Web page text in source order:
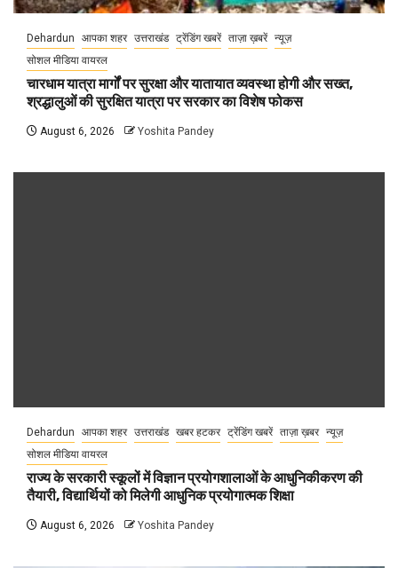
Dehardun आपका शहर उत्तराखंड ट्रेंडिंग खबरें ताज़ा ख़बरें न्यूज़
सोशल मीडिया वायरल
चारधाम यात्रा मार्गों पर सुरक्षा और यातायात व्यवस्था होगी और सख्त,
श्रद्धालुओं की सुरक्षित यात्रा पर सरकार का विशेष फोकस
August 6, 2026 Yoshita Pandey
Dehardun आपका शहर उत्तराखंड खबर हटकर ट्रेंडिंग खबरें ताज़ा ख़बर न्यूज़
सोशल मीडिया वायरल
राज्य के सरकारी स्कूलों में विज्ञान प्रयोगशालाओं के आधुनिकीकरण की
तैयारी, विद्यार्थियों को मिलेगी आधुनिक प्रयोगात्मक शिक्षा
August 6, 2026 Yoshita Pandey